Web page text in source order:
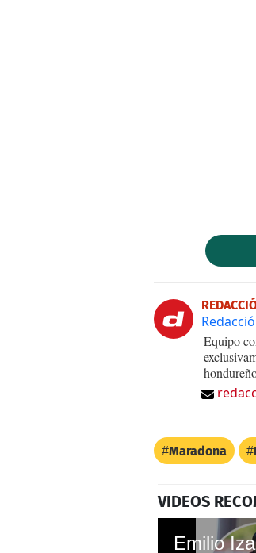
Equipo
Maradona
VIDEOS